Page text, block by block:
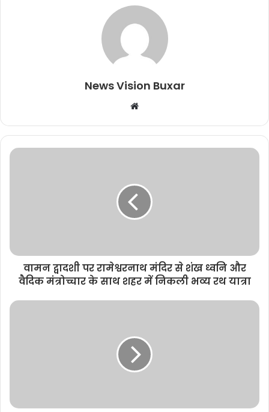
News Vision Buxar
b
s
e
वामन द्वादशी पर रामेश्वरनाथ मंदिर से शंख ध्वनि और
वैदिक मंत्रोच्चार के साथ शहर में निकली भव्य रथ यात्रा